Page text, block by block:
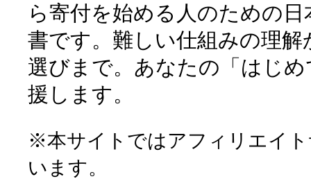
ら寄付を始める人のための
書です。難しい仕組みの理
選びまで。あなたの「はじ
援します。
※本サイトではアフィリエイ
います。